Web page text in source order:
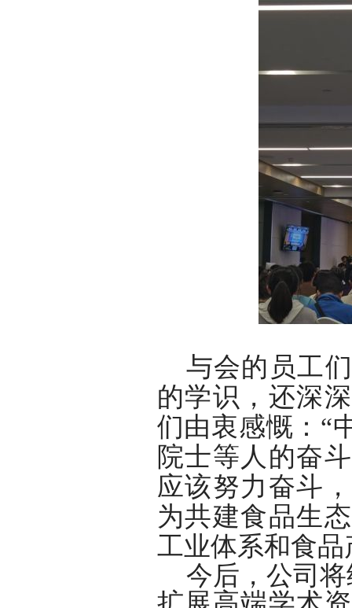
与会的员工
的学识，还深
们由衷感慨：“
院士等人的奋
应该努力奋斗
为共建食品生
工业体系和食
今后，公司